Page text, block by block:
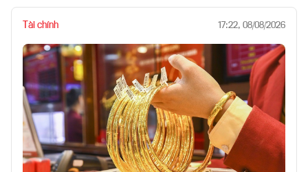
Tài chính 17:22, 08/08/2026